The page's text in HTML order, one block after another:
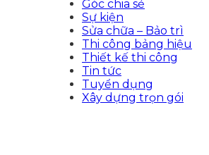
Góc chia sẻ
Sự kiện
Sửa chữa – Bảo trì
Thi công bảng hiệu
Thiết kế thi công
Tin tức
Tuyển dụng
Xây dựng trọn gói